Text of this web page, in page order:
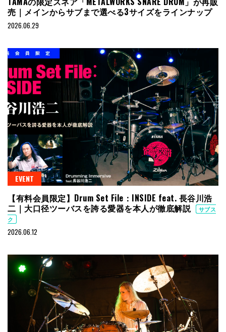
売｜メインからサブまで選べる3サイズをラインナップ
2026.06.29
EVENT
【有料会員限定】Drum Set File：INSIDE feat. 長谷川浩
二｜大口径ツーバスを誇る愛器を本人が徹底解説
サブス
ク
2026.06.12